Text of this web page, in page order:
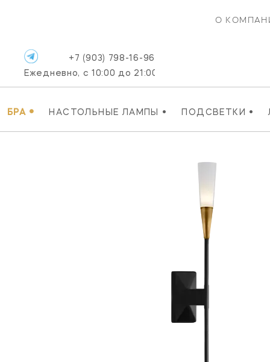
О
БРА • НАСТОЛЬНЫЕ ЛАМПЫ • ПОДСВЕТКИ •
+7 (903) 798-16-96
Ежедневно, с 10:00 до 21:00